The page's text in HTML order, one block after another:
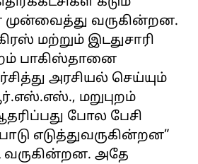
வருகின்றன.
மற்றும் இடதுசாரி
பாகிஸ்தானை
அரசியல் செய்யும்
மறுபுறம்
போல பேசி
எடுத்துவருகின்றன”
வருகின்றன. அதே